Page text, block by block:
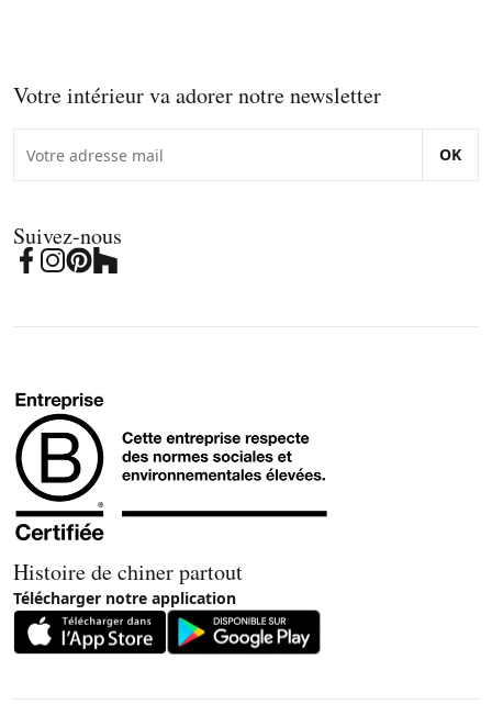
Votre intérieur va adorer notre newsletter
OK
Suivez-nous
Histoire de chiner partout
Télécharger notre application